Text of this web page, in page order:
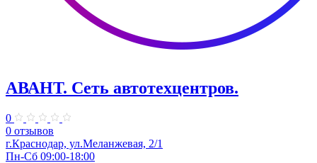
АВАНТ. ​Сеть автотехцентров.
0
0 отзывов
​г.Краснодар, ул.Меланжевая, 2/1
Пн-Сб 09:00-18:00